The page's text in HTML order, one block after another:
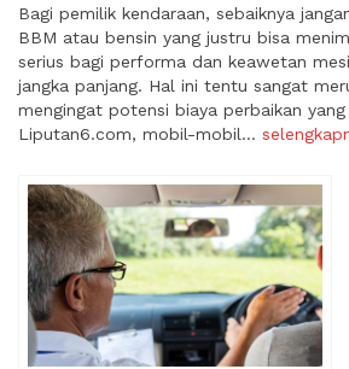
Bagi pemilik kendaraan, sebaiknya
BBM atau bensin yang justru bisa
serius bagi performa dan keawetan
jangka panjang. Hal ini tentu sangat
mengingat potensi biaya perbaikan
Liputan6.com, mobil-mobil...